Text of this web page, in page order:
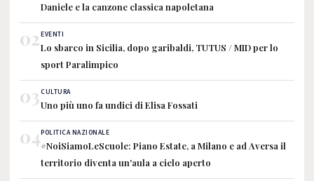
Daniele e la canzone classica napoletana
02EVENTI
Lo sbarco in Sicilia, dopo garibaldi, TUTUS / MID per lo
sport Paralimpico
03CULTURA
Uno più uno fa undici di Elisa Fossati
04POLITICA NAZIONALE
#NoiSiamoLeScuole: Piano Estate, a Milano e ad Aversa il
territorio diventa un'aula a cielo aperto